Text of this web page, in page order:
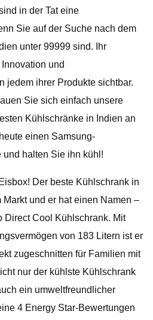
in der Tat eine
Sie auf der Suche nach dem
unter 99999 sind. Ihr
und
jedem ihrer Produkte sichtbar.
Sie sich einfach unsere
Kühlschränke in Indien an
einen Samsung-
halten Sie ihn kühl!
Der beste Kühlschrank in
Markt und er hat einen Namen –
Direct Cool Kühlschrank. Mit
von 183 Litern ist er
zugeschnitten für Familien mit
nur der kühlste Kühlschrank
ein umweltfreundlicher
4 Energy Star-Bewertungen